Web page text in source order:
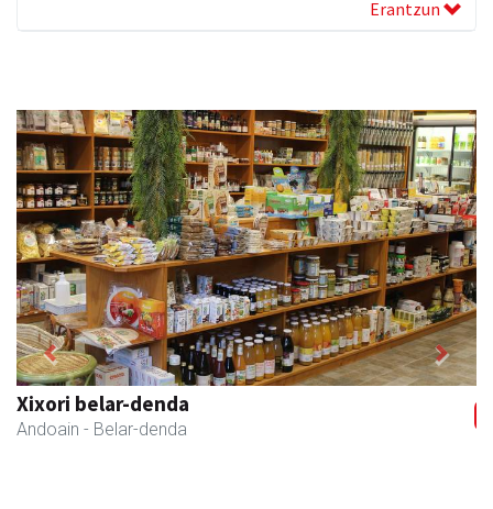
Erantzun
Skinter ontziratzeak
Asteasu - Ontziratzeak
Previous Next